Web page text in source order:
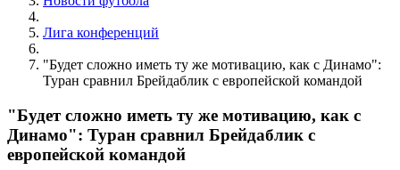
Лига конференций
"Будет сложно иметь ту же мотивацию, как с Динамо":
Туран сравнил Брейдаблик с европейской командой
"Будет сложно иметь ту же мотивацию, как с
Динамо": Туран сравнил Брейдаблик с
европейской командой